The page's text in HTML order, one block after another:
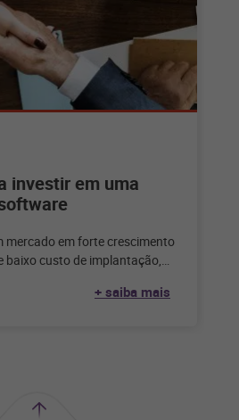
investir em uma
mercado em forte crescimento
baixo custo de implantação,
+ saiba mais